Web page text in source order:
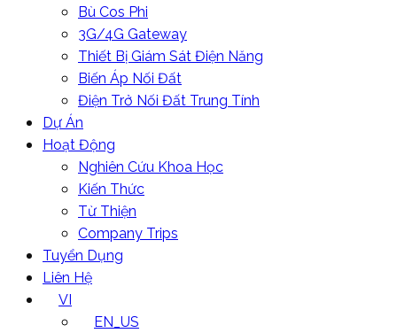
Bù Cos Phi
3G/4G Gateway
Thiết Bị Giám Sát Điện Năng
Biến Áp Nối Đất
Điện Trở Nối Đất Trung Tính
Dự Án
Hoạt Động
Nghiên Cứu Khoa Học
Kiến Thức
Từ Thiện
Company Trips
Tuyển Dụng
Liên Hệ
VI
EN_US